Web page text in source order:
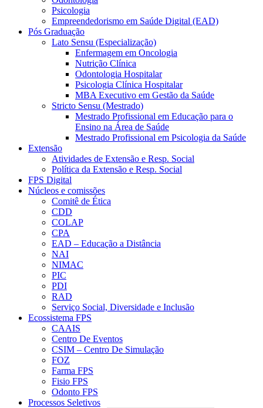
Psicologia
Empreendedorismo em Saúde Digital (EAD)
Pós Graduação
Lato Sensu (Especialização)
Enfermagem em Oncologia
Nutrição Clínica
Odontologia Hospitalar
Psicologia Clínica Hospitalar
MBA Executivo em Gestão da Saúde
Stricto Sensu (Mestrado)
Mestrado Profissional em Educação para o
Ensino na Área de Saúde
Mestrado Profissional em Psicologia da Saúde
Extensão
Atividades de Extensão e Resp. Social
Política da Extensão e Resp. Social
FPS Digital
Núcleos e comissões
Comitê de Ética
CDD
COLAP
CPA
EAD – Educação a Distância
NAI
NIMAC
PIC
PDI
RAD
Serviço Social, Diversidade e Inclusão
Ecossistema FPS
CAAIS
Centro De Eventos
CSIM – Centro De Simulação
FOZ
Farma FPS
Fisio FPS
Odonto FPS
Processos Seletivos